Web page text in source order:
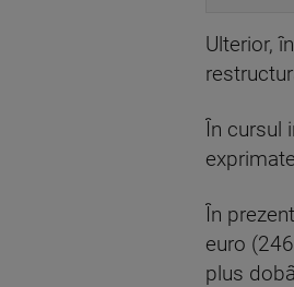
Ulterior,
În cursul
În
euro
plus